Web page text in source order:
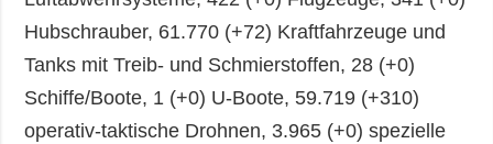
Hubschrauber, 61.770 (+72) Kraftfahrzeuge und
Tanks mit Treib- und Schmierstoffen, 28 (+0)
Schiffe/Boote, 1 (+0) U-Boote, 59.719 (+310)
operativ-taktische Drohnen, 3.965 (+0) spezielle